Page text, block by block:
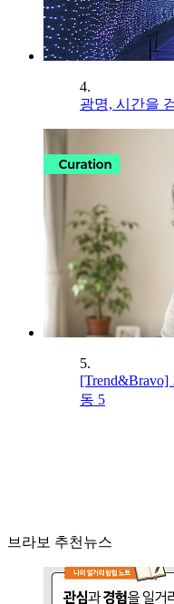
4.
광명, 시간을
5.
동 5
브라보 추천뉴스